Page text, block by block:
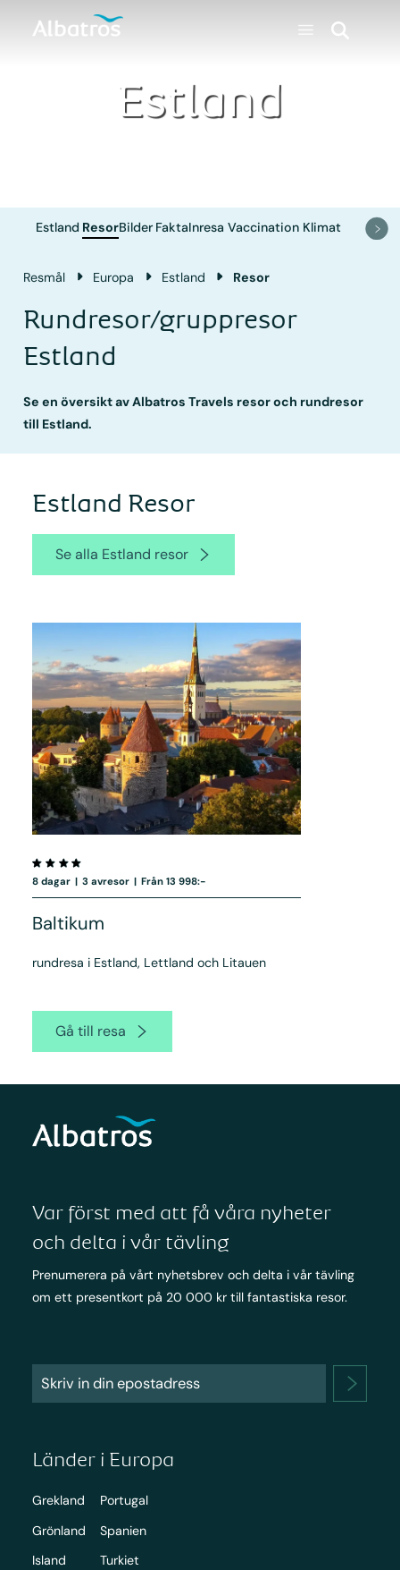
Estland
Estland ResorBilder FaktaInresa Vaccination Klimat
Resmål Europa Estland Resor
Rundresor/gruppresor
Estland
Se en översikt av Albatros Travels resor och rundresor
till Estland.
Estland Resor
Se alla Estland resor
8 dagar | 3 avresor | Från 13 998:-
Baltikum
rundresa i Estland, Lettland och Litauen
Gå till resa
Var först med att få våra nyheter
och delta i vår tävling
Prenumerera på vårt nyhetsbrev och delta i vår tävling
om ett presentkort på 20 000 kr till fantastiska resor.
Länder i Europa
Grekland
Grönland
Island
Portugal
Spanien
Turkiet